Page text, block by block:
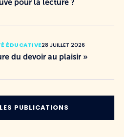
pour la lecture ?
ÉDUCATIVE28 JUILLET 2026
du devoir au plaisir »
PUBLICATIONS